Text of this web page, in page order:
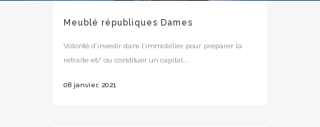
Meublé républiques Dames
Volonté d’investir dans l’immobilier pour préparer la
retraite et/ ou constituer un capital....
08 janvier, 2021